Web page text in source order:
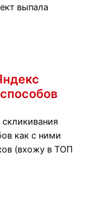
выпала
как с ними
(вхожу в ТОП